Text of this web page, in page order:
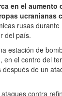
en el aumento
ucranianas
rusas durante
del país.
estación de
, en el centro del
de un
contra